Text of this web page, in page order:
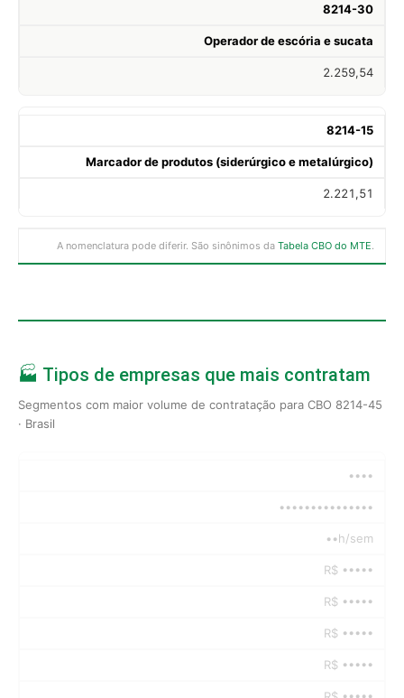
8214-30
Operador de escória e sucata
2.259,54
8214-15
Marcador de produtos (siderúrgico e metalúrgico)
2.221,51
A nomenclatura pode diferir. São sinônimos da Tabela CBO do MTE.
🏭 Tipos de empresas que mais contratam
Segmentos com maior volume de contratação para CBO 8214-45
· Brasil
••••
•••••••••••••••
••h/sem
R$ •••••
R$ •••••
R$ •••••
R$ •••••